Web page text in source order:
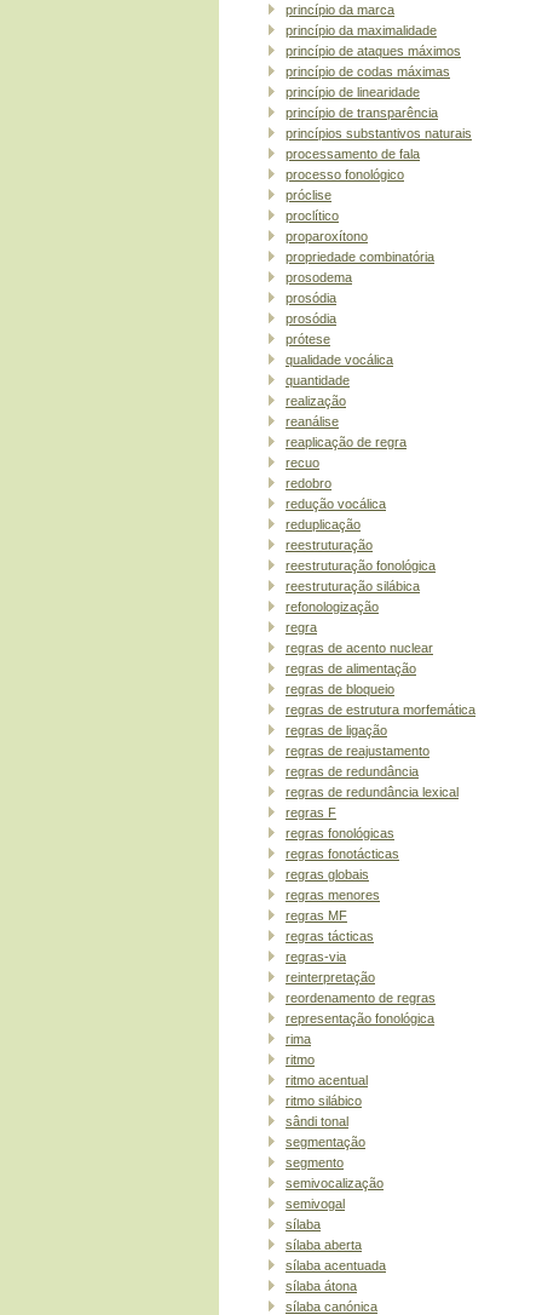
princípio da marca
princípio da maximalidade
princípio de ataques máximos
princípio de codas máximas
princípio de linearidade
princípio de transparência
princípios substantivos naturais
processamento de fala
processo fonológico
próclise
proclítico
proparoxítono
propriedade combinatória
prosodema
prosódia
prosódia
prótese
qualidade vocálica
quantidade
realização
reanálise
reaplicação de regra
recuo
redobro
redução vocálica
reduplicação
reestruturação
reestruturação fonológica
reestruturação silábica
refonologização
regra
regras de acento nuclear
regras de alimentação
regras de bloqueio
regras de estrutura morfemática
regras de ligação
regras de reajustamento
regras de redundância
regras de redundância lexical
regras F
regras fonológicas
regras fonotácticas
regras globais
regras menores
regras MF
regras tácticas
regras-via
reinterpretação
reordenamento de regras
representação fonológica
rima
ritmo
ritmo acentual
ritmo silábico
sândi tonal
segmentação
segmento
semivocalização
semivogal
sílaba
sílaba aberta
sílaba acentuada
sílaba átona
sílaba canónica